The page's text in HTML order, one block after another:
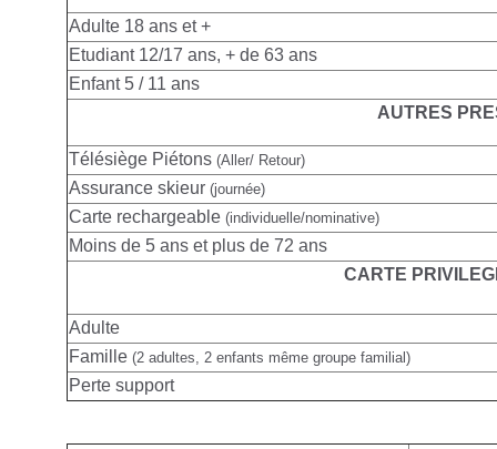
Adulte 18 ans et +
Etudiant 12/17 ans, + de 63 ans
Enfant 5 / 11 ans
AUTRES
Télésiège Piétons (Aller/ Retour)
Assurance skieur (journée)
Carte rechargeable (individuelle/nominative)
Moins de 5 ans et plus de 72 ans
CARTE
Adulte
Famille (2 adultes, 2 enfants même groupe familial)
Perte support